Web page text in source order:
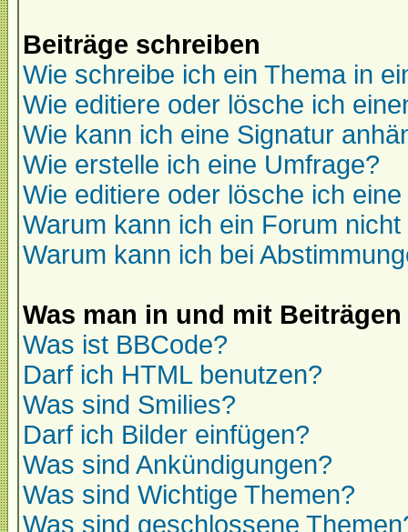
Beiträge schreiben
Wie schreibe ich ein Thema in
Wie editiere oder lösche ich
Wie kann ich eine Signatur
Wie erstelle ich eine Umfrage?
Wie editiere oder lösche ich
Warum kann ich ein Forum
Warum kann ich bei
Was man in und mit
Was ist BBCode?
Darf ich HTML benutzen?
Was sind Smilies?
Darf ich Bilder einfügen?
Was sind Ankündigungen?
Was sind Wichtige Themen?
Was sind geschlossene